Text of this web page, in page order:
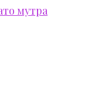
мутра